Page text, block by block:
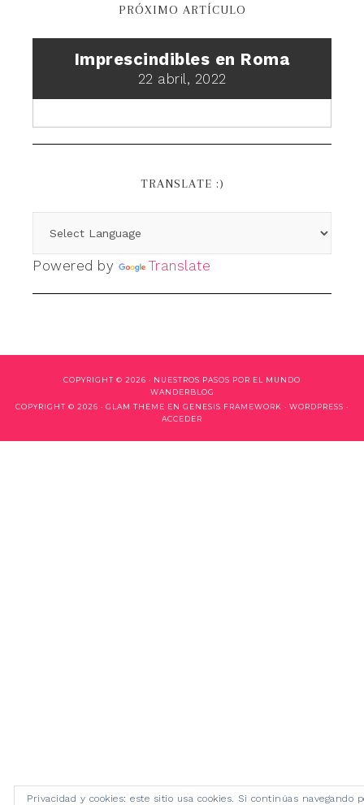
PRÓXIMO ARTÍCULO
Imprescindibles en Roma
22 abril, 2022
TRANSLATE :)
Powered by Translate
COPYRIGHT © 2026 · NUESTROS PASOS POR EL MUNDO
WANDERBLOG
COPYRIGHT © 2026 · GLAM THEME EN GENESIS FRAMEWORK · WORDPRESS ·
ACCEDER
Privacidad y cookies: este sitio usa cookies. Si continúas navegando